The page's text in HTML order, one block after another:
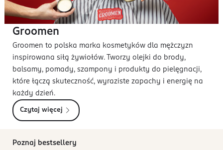
Groomen
Groomen to polska marka kosmetyków dla mężczyzn
inspirowana siłą żywiołów. Tworzy olejki do brody,
balsamy, pomady, szampony i produkty do pielęgnacji,
które łączą skuteczność, wyraziste zapachy i energię na
każdy dzień.
Czytaj więcej
Poznaj bestsellery